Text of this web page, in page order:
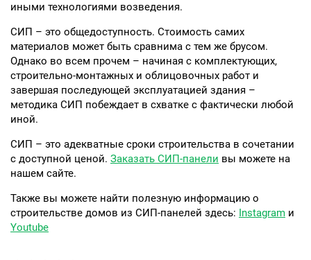
иными технологиями возведения.
СИП – это общедоступность. Стоимость самих
материалов может быть сравнима с тем же брусом.
Однако во всем прочем – начиная с комплектующих,
строительно-монтажных и облицовочных работ и
завершая последующей эксплуатацией здания –
методика СИП побеждает в схватке с фактически любой
иной.
СИП – это адекватные сроки строительства в сочетании
с доступной ценой. Заказать СИП-панели вы можете на
нашем сайте.
Также вы можете найти полезную информацию о
строительстве домов из СИП-панелей здесь: Instagram и
Youtube